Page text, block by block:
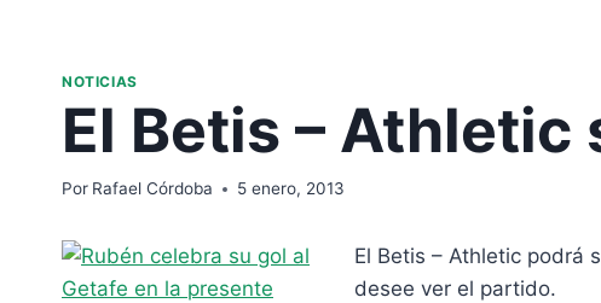
NOTICIAS
El Betis –
Por Rafael Córdoba 5 enero, 2013
El Betis – Athletic podrá
desee ver el partido.